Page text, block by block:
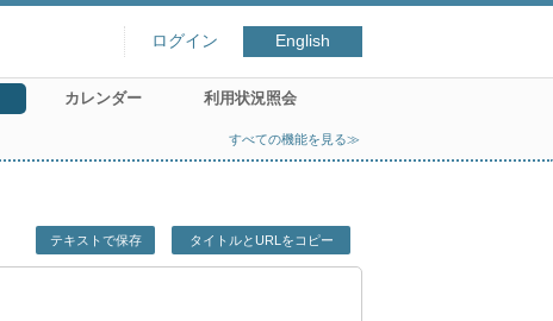
ログイン English
カレンダー 利用状況照会
すべての機能を見る≫
テキストで保存 タイトルとURLをコピー